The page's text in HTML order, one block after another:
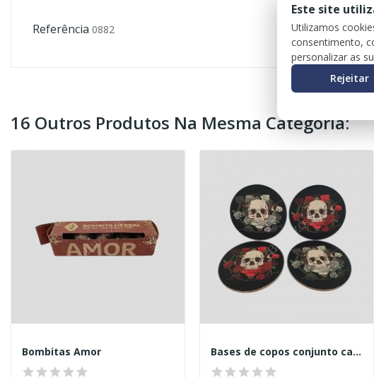
Referência 0882
16 Outros Produtos Na Mesma Categoria:
Bombitas Amor Bases de copos conjunto caveira
Este site
Utilizamos
consentimento,
personalizar as
Rejeitar